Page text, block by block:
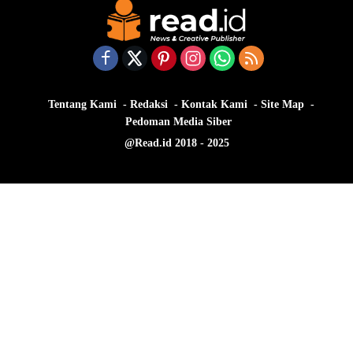
Tentang Kami Redaksi Kontak Kami
Site Map
Pedoman Media Siber
@Read.id 2018 - 2025